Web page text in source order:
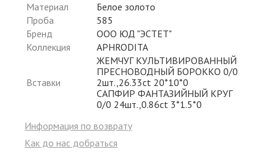
Материал
Белое золото
Проба
585
Бренд
ООО ЮД "ЭСТЕТ"
Коллекция
APHRODITA
Вставки
ЖЕМЧУГ КУЛЬТИВИРОВАННЫЙ
ПРЕСНОВОДНЫЙ БОРОККО 0/0
2шт.,26.33ct 20*10*0
САПФИР ФАНТАЗИЙНЫЙ КРУГ
0/0 24шт.,0.86ct 3*1.5*0
Информация по возврату
Как до нас добраться